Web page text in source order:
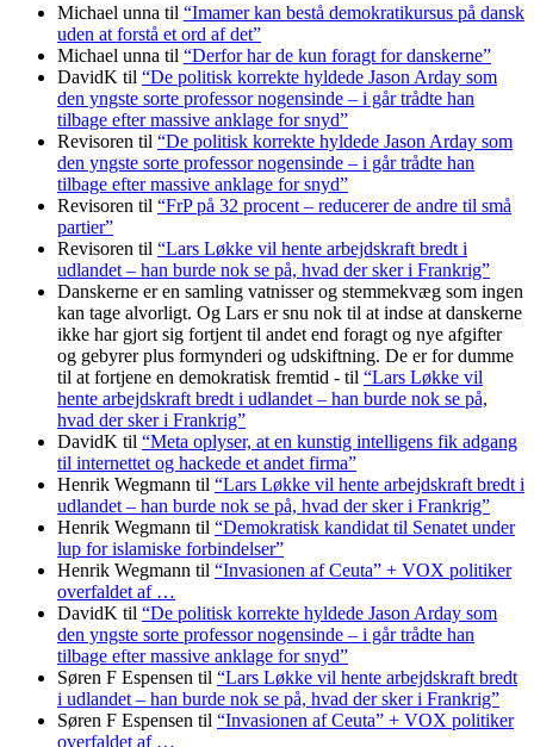
Michael unna til “Imamer kan bestå demokratikursus på dansk
uden at forstå et ord af det”
Michael unna til “Derfor har de kun foragt for danskerne”
DavidK til “De politisk korrekte hyldede Jason Arday som
den yngste sorte professor nogensinde – i går trådte han
tilbage efter massive anklage for snyd”
Revisoren til “De politisk korrekte hyldede Jason Arday som
den yngste sorte professor nogensinde – i går trådte han
tilbage efter massive anklage for snyd”
Revisoren til “FrP på 32 procent – reducerer de andre til små
partier”
Revisoren til “Lars Løkke vil hente arbejdskraft bredt i
udlandet – han burde nok se på, hvad der sker i Frankrig”
Danskerne er en samling vatnisser og stemmekvæg som ingen
kan tage alvorligt. Og Lars er snu nok til at indse at danskerne
ikke har gjort sig fortjent til andet end foragt og nye afgifter
og gebyrer plus formynderi og udskiftning. De er for dumme
til at fortjene en demokratisk fremtid - til “Lars Løkke vil
hente arbejdskraft bredt i udlandet – han burde nok se på,
hvad der sker i Frankrig”
DavidK til “Meta oplyser, at en kunstig intelligens fik adgang
til internettet og hackede et andet firma”
Henrik Wegmann til “Lars Løkke vil hente arbejdskraft bredt i
udlandet – han burde nok se på, hvad der sker i Frankrig”
Henrik Wegmann til “Demokratisk kandidat til Senatet under
lup for islamiske forbindelser”
Henrik Wegmann til “Invasionen af Ceuta” + VOX politiker
overfaldet af …
DavidK til “De politisk korrekte hyldede Jason Arday som
den yngste sorte professor nogensinde – i går trådte han
tilbage efter massive anklage for snyd”
Søren F Espensen til “Lars Løkke vil hente arbejdskraft bredt
i udlandet – han burde nok se på, hvad der sker i Frankrig”
Søren F Espensen til “Invasionen af Ceuta” + VOX politiker
overfaldet af …